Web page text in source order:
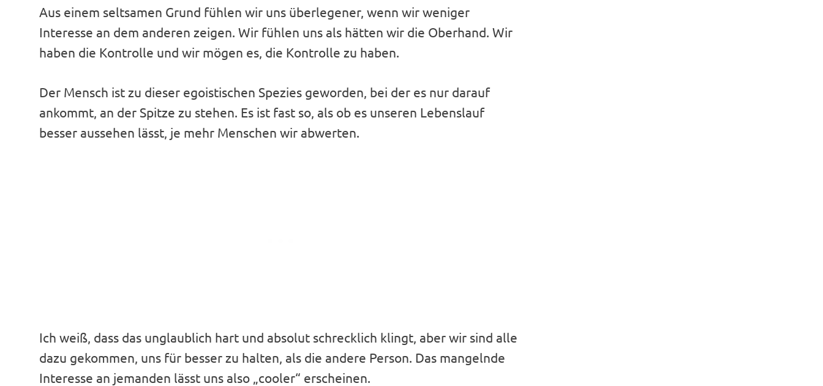
Aus einem seltsamen Grund fühlen wir uns überlegener, wenn wir weniger
Interesse an dem anderen zeigen. Wir fühlen uns als hätten wir die Oberhand. Wir
haben die Kontrolle und wir mögen es, die Kontrolle zu haben.
Der Mensch ist zu dieser egoistischen Spezies geworden, bei der es nur darauf
ankommt, an der Spitze zu stehen. Es ist fast so, als ob es unseren Lebenslauf
besser aussehen lässt, je mehr Menschen wir abwerten.
Ich weiß, dass das unglaublich hart und absolut schrecklich klingt, aber wir sind alle
dazu gekommen, uns für besser zu halten, als die andere Person. Das mangelnde
Interesse an jemanden lässt uns also „cooler“ erscheinen.